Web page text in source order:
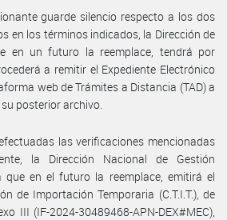
guarde silencio respecto a los dos
en los términos indicados, la Dirección de
en un futuro la reemplace, tendrá por
a remitir el Expediente Electrónico
web de Trámites a Distancia (TAD) a
posterior archivo.
las verificaciones mencionadas
la Dirección Nacional de Gestión
que en el futuro la reemplace, emitirá el
de Importación Temporaria (C.T.I.T.), de
III (IF-2024-30489468-APN-DEX#MEC),